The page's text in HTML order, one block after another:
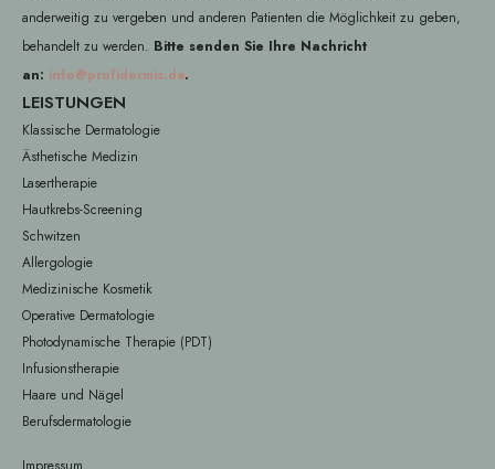
anderweitig zu vergeben und anderen Patienten die Möglichkeit zu geben,
behandelt zu werden. Bitte senden Sie Ihre Nachricht
an: info@profidermis.de.
LEISTUNGEN
Klassische Dermatologie
Ästhetische Medizin
Lasertherapie
Hautkrebs-Screening
Schwitzen
Allergologie
Medizinische Kosmetik
Operative Dermatologie
Photodynamische Therapie (PDT)
Infusionstherapie
Haare und Nägel
Berufsdermatologie